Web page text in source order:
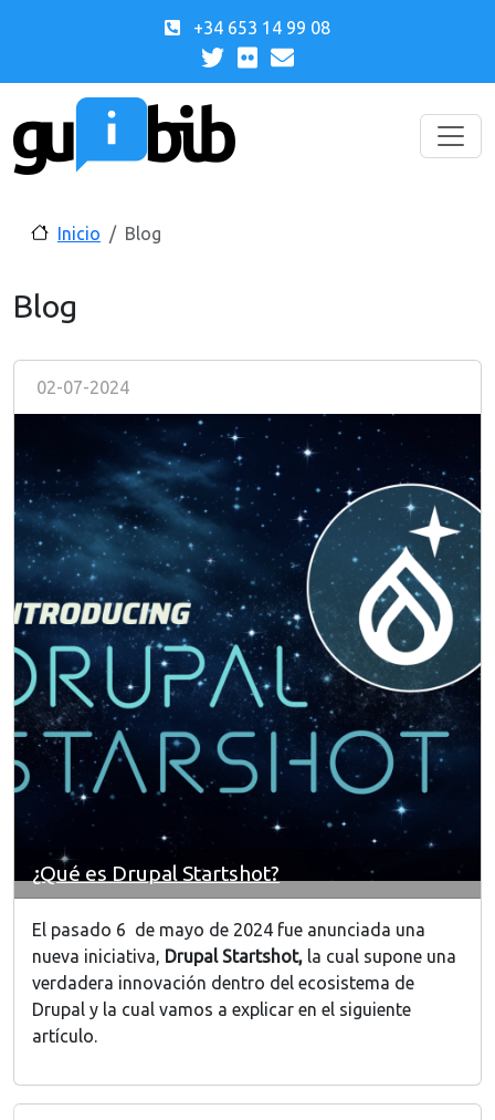
+34 653 14 99 08
Inicio Blog
Blog
02-07-2024
¿Qué es Drupal Startshot?
El pasado 6 de mayo de 2024 fue anunciada una
nueva iniciativa, Drupal Startshot, la cual supone una
verdadera innovación dentro del ecosistema de
Drupal y la cual vamos a explicar en el siguiente
artículo.